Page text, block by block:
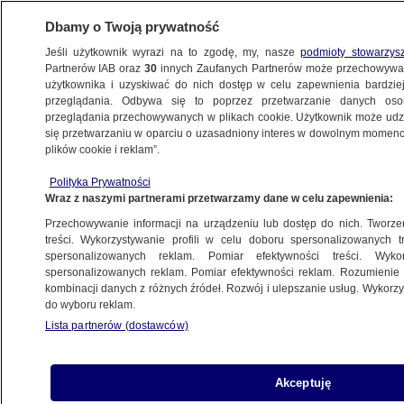
KONKRET24
POLSKA
spalinowych? Autorzy: nie chcieliśmy
tworzyć fake newsów
Michał Istel
5.11.2023, 16:19
Dbamy o Twoją prywatność
Jeśli użytkownik wyrazi na to zgodę, my, naszepodmioty
Partnerów IAB oraz30 innych Zaufanych Partnerów może
użytkownika i uzyskiwać do nich dostęp w celu zapewnienia
przeglądania. Odbywa się to poprzez przetwarzanie danych
przeglądania przechowywanych w plikach cookie. Użytkownik może
się przetwarzaniu w oparciu o uzasadniony interes w dowolnym
plików cookie i reklam”.
Polityka Prywatności
Wraz z naszymi partnerami przetwarzamy dane w celu zapewnienia:
Przechowywanie informacji na urządzeniu lub dostęp do nich.
treści. Wykorzystywanie profili w celu doboru spersonalizowanych
spersonalizowanych reklam. Pomiar efektywności treści.
spersonalizowanych reklam. Pomiar efektywności reklam.
kombinacji danych z różnych źródeł. Rozwój i ulepszanie usług.
do wyboru reklam.
Lista partnerów (dostawców)
Akceptuję